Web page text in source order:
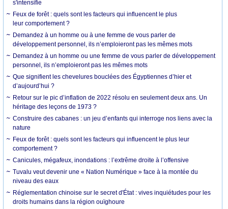
s'intensifie
Feux de forêt : quels sont les facteurs qui influencent le plus
leur comportement ?
Demandez à un homme ou à une femme de vous parler de
développement personnel, ils n’emploieront pas les mêmes mots
Demandez à un homme ou une femme de vous parler de développement
personnel, ils n’emploieront pas les mêmes mots
Que signifient les chevelures bouclées des Égyptiennes d’hier et
d’aujourd’hui ?
Retour sur le pic d’inflation de 2022 résolu en seulement deux ans. Un
héritage des leçons de 1973 ?
Construire des cabanes : un jeu d’enfants qui interroge nos liens avec la
nature
Feux de forêt : quels sont les facteurs qui influencent le plus leur
comportement ?
Canicules, mégafeux, inondations : l’extrême droite à l’offensive
Tuvalu veut devenir une « Nation Numérique » face à la montée du
niveau des eaux
Réglementation chinoise sur le secret d'État : vives inquiétudes pour les
droits humains dans la région ouïghoure